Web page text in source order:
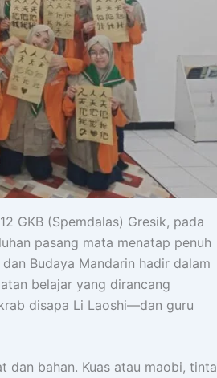
GKB (Spemdalas) Gresik, pada
pasang mata menatap penuh
Budaya Mandarin hadir dalam
belajar yang dirancang
disapa Li Laoshi—dan guru
dan bahan. Kuas atau maobi, tinta